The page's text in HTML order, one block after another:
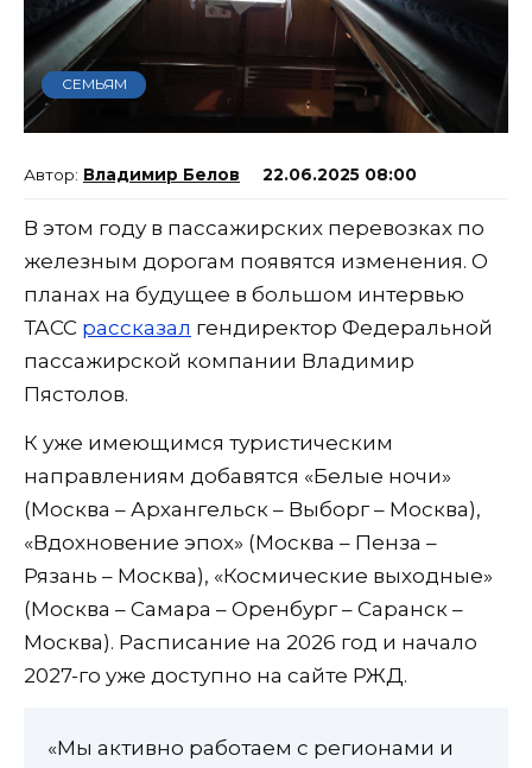
СЕМЬЯМ
Владимир Белов 22.06.2025 08:00
В этом году в пассажирских перевозках по
железным дорогам появятся изменения. О
планах на будущее в большом интервью
ТАСС рассказал гендиректор Федеральной
пассажирской компании Владимир
Пястолов.
К уже имеющимся туристическим
направлениям добавятся «Белые ночи»
(Москва – Архангельск – Выборг – Москва),
«Вдохновение эпох» (Москва – Пенза –
Рязань – Москва), «Космические выходные»
(Москва – Самара – Оренбург – Саранск –
Москва). Расписание на 2026 год и начало
2027-го уже доступно на сайте РЖД.
«Мы активно работаем с регионами и